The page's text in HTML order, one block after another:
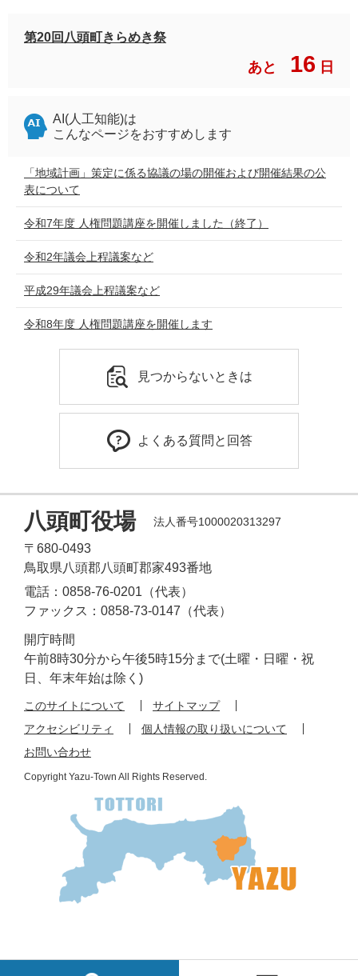
第20回八頭町きらめき祭
あと 16 日
AI(人工知能)は
こんなページをおすすめします
「地域計画」策定に係る協議の場の開催および開催結果の公
表について
令和7年度 人権問題講座を開催しました（終了）
令和2年議会上程議案など
平成29年議会上程議案など
令和8年度 人権問題講座を開催します
見つからないときは
よくある質問と回答
八頭町役場 法人番号1000020313297
〒680-0493
鳥取県八頭郡八頭町郡家493番地
電話：0858-76-0201（代表）
ファックス：0858-73-0147（代表）
開庁時間
午前8時30分から午後5時15分まで(土曜・日曜・祝
日、年末年始は除く)
このサイトについて
サイトマップ
アクセシビリティ
個人情報の取り扱いについて
お問い合わせ
Copyright Yazu-Town All Rights Reserved.